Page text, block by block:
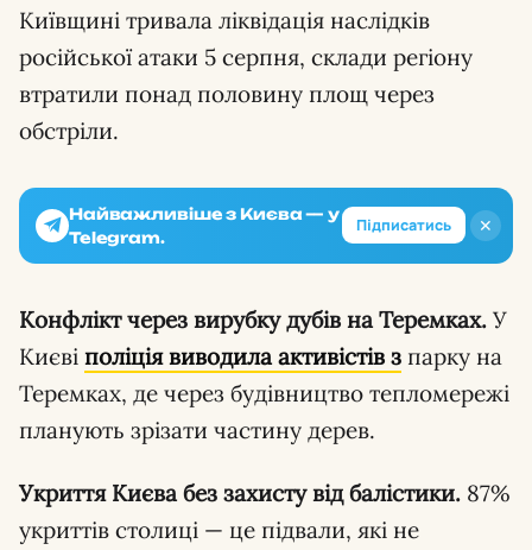
Київщині тривала ліквідація наслідків
російської атаки 5 серпня, склади регіону
втратили понад половину площ через
обстріли.
✕
Найважливіше з Києва — у
Telegram.
Підписатись
Конфлікт через вирубку дубів на Теремках. У
Києві поліція виводила активістів з парку на
Теремках, де через будівництво тепломережі
планують зрізати частину дерев.
Укриття Києва без захисту від балістики. 87%
укриттів столиці — це підвали, які не